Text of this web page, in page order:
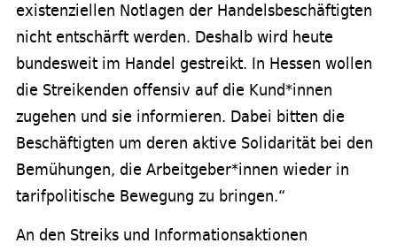
existenziellen Notlagen der Handelsbeschäftigten
nicht entschärft werden. Deshalb wird heute
bundesweit im Handel gestreikt. In Hessen wollen
die Streikenden offensiv auf die Kund*innen
zugehen und sie informieren. Dabei bitten die
Beschäftigten um deren aktive Solidarität bei den
Bemühungen, die Arbeitgeber*innen wieder in
tarifpolitische Bewegung zu bringen.“
An den Streiks und Informationsaktionen